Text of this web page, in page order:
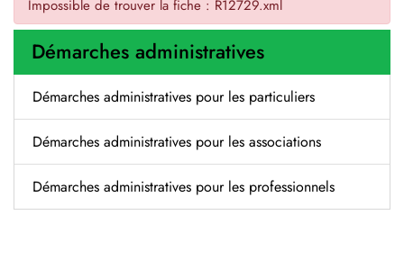
Impossible de trouver la fiche : R12729.xml
Démarches administratives
Démarches administratives pour les particuliers
Démarches administratives pour les associations
Démarches administratives pour les professionnels